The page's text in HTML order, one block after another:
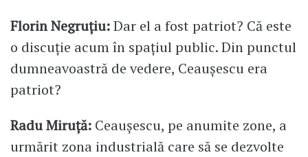
Florin Negruțiu:Dar el a fost patriot? Că este
o discuție acum în spațiul public. Din punctul
dumneavoastră de vedere, Ceaușescu era
patriot?
Radu Miruță: Ceaușescu, pe anumite zone, a
urmărit zona industrială care să se dezvolte